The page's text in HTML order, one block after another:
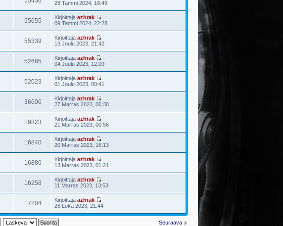
28 Tammi 2024, 16:49
55655 Kirjoittaja azhrak
09 Tammi 2024, 22:28
55339 Kirjoittaja azhrak
13 Joulu 2023, 21:42
52685 Kirjoittaja azhrak
04 Joulu 2023, 12:09
52023 Kirjoittaja azhrak
01 Joulu 2023, 00:41
36606 Kirjoittaja azhrak
27 Marras 2023, 00:38
19323 Kirjoittaja azhrak
21 Marras 2023, 00:56
16840 Kirjoittaja azhrak
20 Marras 2023, 16:13
16886 Kirjoittaja azhrak
13 Marras 2023, 01:21
16258 Kirjoittaja azhrak
11 Marras 2023, 13:53
17204 Kirjoittaja azhrak
26 Loka 2023, 21:44
Seuraava